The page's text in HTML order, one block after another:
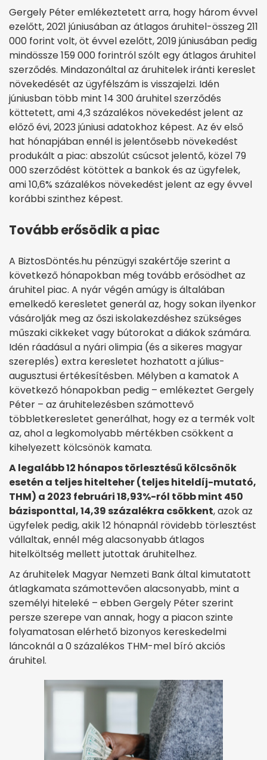
Gergely Péter emlékeztetett arra, hogy három évvel
ezelőtt, 2021 júniusában az átlagos áruhitel-összeg 211
000 forint volt, öt évvel ezelőtt, 2019 júniusában pedig
mindössze 159 000 forintról szólt egy átlagos áruhitel
szerződés. Mindazonáltal az áruhitelek iránti kereslet
növekedését az ügyfélszám is visszajelzi. Idén
júniusban több mint 14 300 áruhitel szerződés
köttetett, ami 4,3 százalékos növekedést jelent az
előző évi, 2023 júniusi adatokhoz képest. Az év első
hat hónapjában ennél is jelentősebb növekedést
produkált a piac: abszolút csúcsot jelentő, közel 79
000 szerződést kötöttek a bankok és az ügyfelek,
ami 10,6% százalékos növekedést jelent az egy évvel
korábbi szinthez képest.
Tovább erősödik a piac
A BiztosDöntés.hu pénzügyi szakértője szerint a
következő hónapokban még tovább erősödhet az
áruhitel piac. A nyár végén amúgy is általában
emelkedő keresletet generál az, hogy sokan ilyenkor
vásárolják meg az őszi iskolakezdéshez szükséges
műszaki cikkeket vagy bútorokat a diákok számára.
Idén ráadásul a nyári olimpia (és a sikeres magyar
szereplés) extra keresletet hozhatott a július-
augusztusi értékesítésben. Mélyben a kamatok A
következő hónapokban pedig – emlékeztet Gergely
Péter – az áruhitelezésben számottevő
többletkeresletet generálhat, hogy ez a termék volt
az, ahol a legkomolyabb mértékben csökkent a
kihelyezett kölcsönök kamata.
A legalább 12 hónapos törlesztésű kölcsönök
esetén a teljes hitelteher (teljes hiteldíj-mutató,
THM) a 2023 februári 18,93%-ról több mint 450
bázisponttal, 14,39 százalékra csökkent, azok az
ügyfelek pedig, akik 12 hónapnál rövidebb törlesztést
vállaltak, ennél még alacsonyabb átlagos
hitelköltség mellett jutottak áruhitelhez.
Az áruhitelek Magyar Nemzeti Bank által kimutatott
átlagkamata számottevően alacsonyabb, mint a
személyi hiteleké – ebben Gergely Péter szerint
persze szerepe van annak, hogy a piacon szinte
folyamatosan elérhető bizonyos kereskedelmi
láncoknál a 0 százalékos THM-mel bíró akciós
áruhitel.